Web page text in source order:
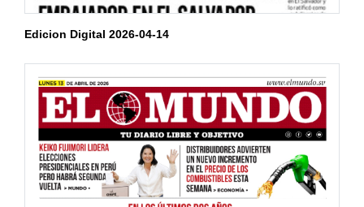
Edicion Digital 2026-04-14